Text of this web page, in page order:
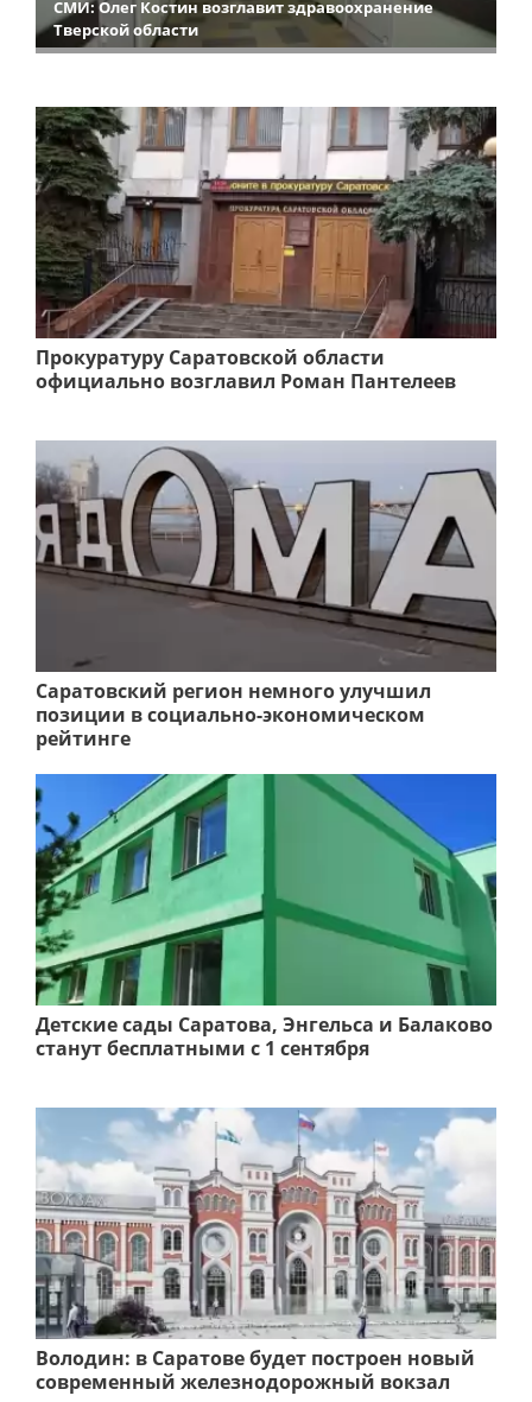
СМИ: Олег Костин возглавит здравоохранение
Тверской области
Прокуратуру Саратовской области
официально возглавил Роман Пантелеев
Саратовский регион немного улучшил
позиции в социально-экономическом
рейтинге
Детские сады Саратова, Энгельса и Балаково
станут бесплатными с 1 сентября
Володин: в Саратове будет построен новый
современный железнодорожный вокзал